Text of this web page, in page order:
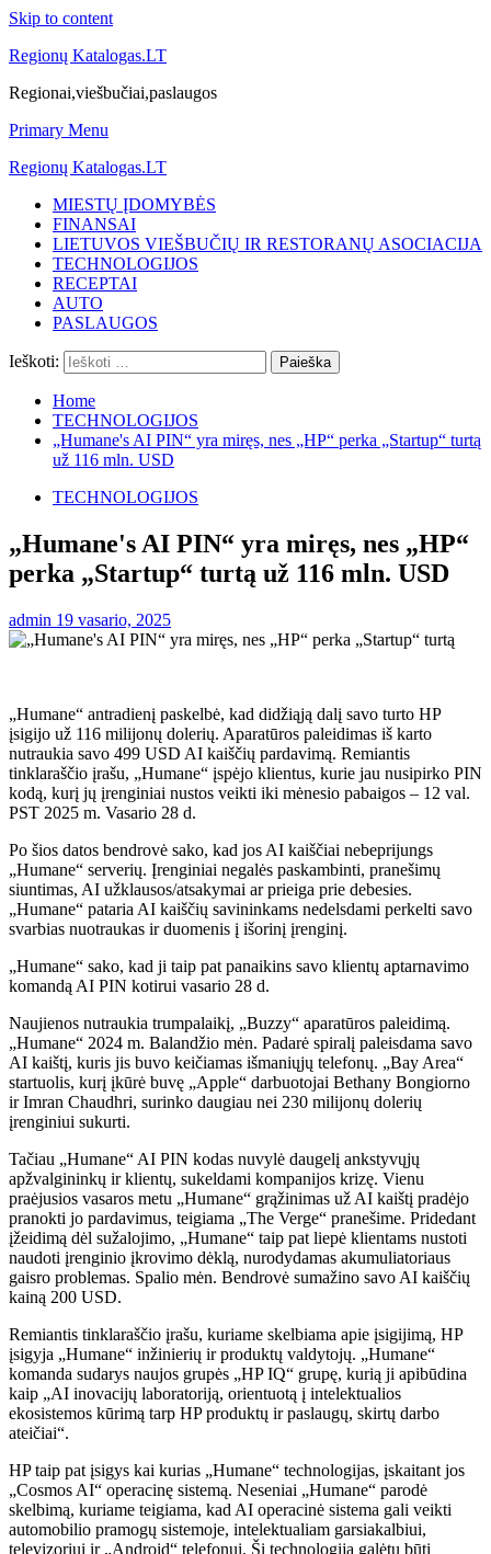
Skip to content
Regionų Katalogas.LT
Regionai,viešbučiai,paslaugos
Primary Menu
Regionų Katalogas.LT
MIESTŲ ĮDOMYBĖS
FINANSAI
LIETUVOS VIEŠBUČIŲ IR RESTORANŲ ASOCIACIJA
TECHNOLOGIJOS
RECEPTAI
AUTO
PASLAUGOS
Ieškoti:
Home
TECHNOLOGIJOS
„Humane's AI PIN“ yra miręs, nes „HP“ perka „Startup“ turtą
už 116 mln. USD
TECHNOLOGIJOS
„Humane's AI PIN“ yra miręs, nes „HP“
perka „Startup“ turtą už 116 mln. USD
admin 19 vasario, 2025
„Humane“ antradienį paskelbė, kad didžiąją dalį savo turto HP
įsigijo už 116 milijonų dolerių. Aparatūros paleidimas iš karto
nutraukia savo 499 USD AI kaiščių pardavimą. Remiantis
tinklaraščio įrašu, „Humane“ įspėjo klientus, kurie jau nusipirko PIN
kodą, kurį jų įrenginiai nustos veikti iki mėnesio pabaigos – 12 val.
PST 2025 m. Vasario 28 d.
Po šios datos bendrovė sako, kad jos AI kaiščiai nebeprijungs
„Humane“ serverių. Įrenginiai negalės paskambinti, pranešimų
siuntimas, AI užklausos/atsakymai ar prieiga prie debesies.
„Humane“ pataria AI kaiščių savininkams nedelsdami perkelti savo
svarbias nuotraukas ir duomenis į išorinį įrenginį.
„Humane“ sako, kad ji taip pat panaikins savo klientų aptarnavimo
komandą AI PIN kotirui vasario 28 d.
Naujienos nutraukia trumpalaikį, „Buzzy“ aparatūros paleidimą.
„Humane“ 2024 m. Balandžio mėn. Padarė spiralį paleisdama savo
AI kaištį, kuris jis buvo keičiamas išmaniųjų telefonų. „Bay Area“
startuolis, kurį įkūrė buvę „Apple“ darbuotojai Bethany Bongiorno
ir Imran Chaudhri, surinko daugiau nei 230 milijonų dolerių
įrenginiui sukurti.
Tačiau „Humane“ AI PIN kodas nuvylė daugelį ankstyvųjų
apžvalgininkų ir klientų, sukeldami kompanijos krizę. Vienu
praėjusios vasaros metu „Humane“ grąžinimas už AI kaištį pradėjo
pranokti jo pardavimus, teigiama „The Verge“ pranešime. Pridedant
įžeidimą dėl sužalojimo, „Humane“ taip pat liepė klientams nustoti
naudoti įrenginio įkrovimo dėklą, nurodydamas akumuliatoriaus
gaisro problemas. Spalio mėn. Bendrovė sumažino savo AI kaiščių
kainą 200 USD.
Remiantis tinklaraščio įrašu, kuriame skelbiama apie įsigijimą, HP
įsigyja „Humane“ inžinierių ir produktų valdytojų. „Humane“
komanda sudarys naujos grupės „HP IQ“ grupę, kurią ji apibūdina
kaip „AI inovacijų laboratoriją, orientuotą į intelektualios
ekosistemos kūrimą tarp HP produktų ir paslaugų, skirtų darbo
ateičiai“.
HP taip pat įsigys kai kurias „Humane“ technologijas, įskaitant jos
„Cosmos AI“ operacinę sistemą. Neseniai „Humane“ parodė
skelbimą, kuriame teigiama, kad AI operacinė sistema gali veikti
automobilio pramogų sistemoje, intelektualiam garsiakalbiui,
televizoriui ir „Android“ telefonui. Ši technologija galėtų būti